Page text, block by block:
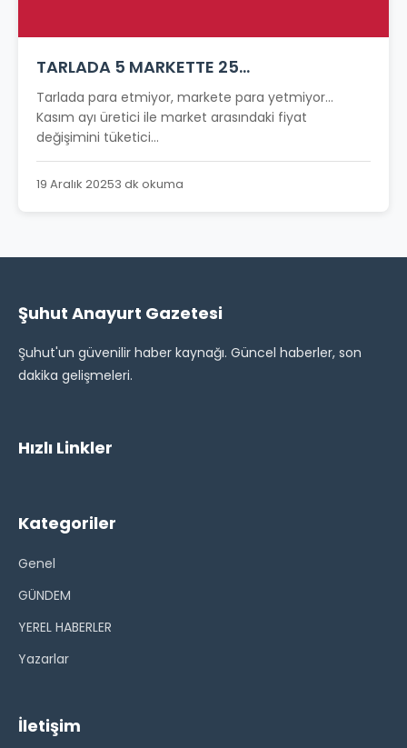
TARLADA 5 MARKETTE 25…
Tarlada para etmiyor, markete para yetmiyor…
Kasım ayı üretici ile market arasındaki fiyat
değişimini tüketici...
19 Aralık 20253 dk okuma
Şuhut Anayurt Gazetesi
Şuhut'un güvenilir haber kaynağı. Güncel haberler, son
dakika gelişmeleri.
Hızlı Linkler
Kategoriler
Genel
GÜNDEM
YEREL HABERLER
Yazarlar
İletişim